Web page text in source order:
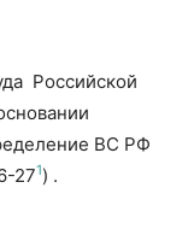
Российской
ВС РФ
271) .